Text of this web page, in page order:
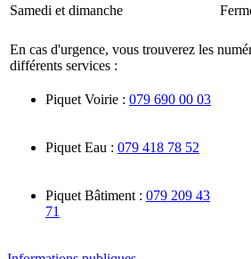
Samedi et dimanche
En cas d'urgence, vous trouverez les
différents services :
Piquet Voirie : 079 690 00 03
Piquet Eau : 079 418 78 52
Piquet Bâtiment : 079 209 43
71